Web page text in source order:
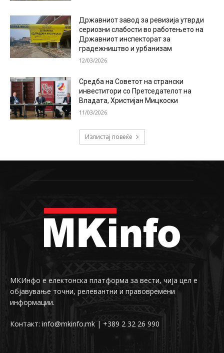
Државниот завод за ревизија утврди
сериозни слабости во работењето на
Државниот инспекторат за
градежништво и урбанизам
12/03/2026
Средба на Советот на странски
инвеститори со Претседателот на
Владата, Христијан Мицкоски
11/03/2026
Излистај повеќе
МКИнфо е електонска платформа за вести, чија цел е
објавување точни, релевантни и правовремени
информации.
Контакт: info@mkinfo.mk | +389 2 32 26 990